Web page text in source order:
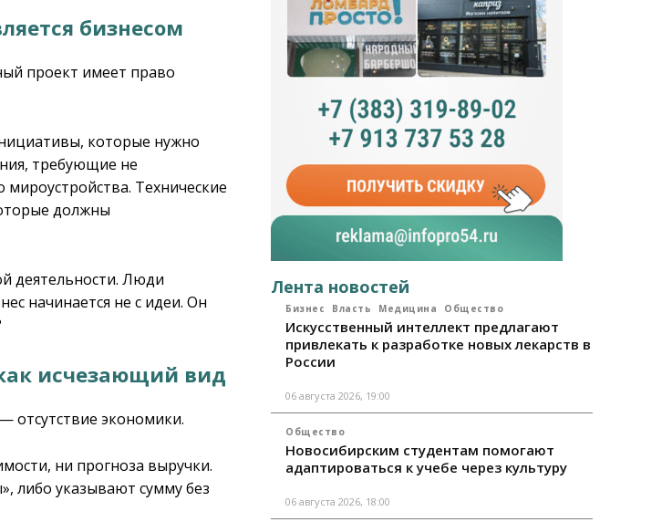
бизнесом
проект имеет право
которые нужно
требующие не
Технические
должны
деятельности. Люди
начинается не с идеи. Он
исчезающий вид
отсутствие экономики.
ни прогноза выручки.
либо указывают сумму без
Лента новостей
Бизнес Власть Медицина Общество
Искусственный интеллект предлагают
привлекать к разработке новых лекарств в
России
06 августа 2026, 19:00
Общество
Новосибирским студентам помогают
адаптироваться к учебе через культуру
06 августа 2026, 18:00